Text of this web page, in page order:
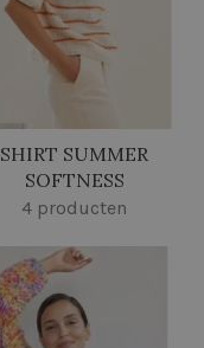
SHIRT SUMMER
SOFTNESS
4 producten